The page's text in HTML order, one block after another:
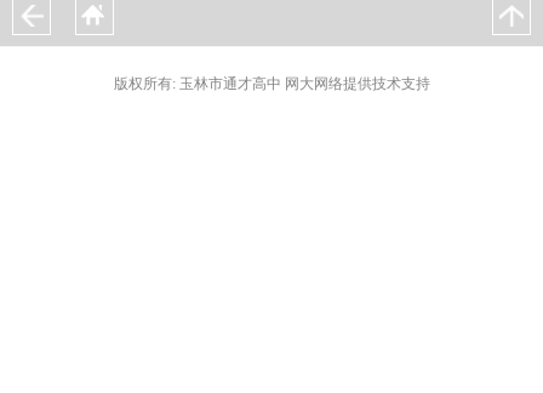
版权所有: 玉林市通才高中 网大网络提供技术支持